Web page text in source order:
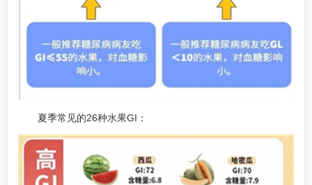
夏季常见的26种水果GI：